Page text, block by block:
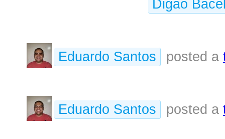
Digão
Eduardo Santos posted a
Eduardo Santos posted a